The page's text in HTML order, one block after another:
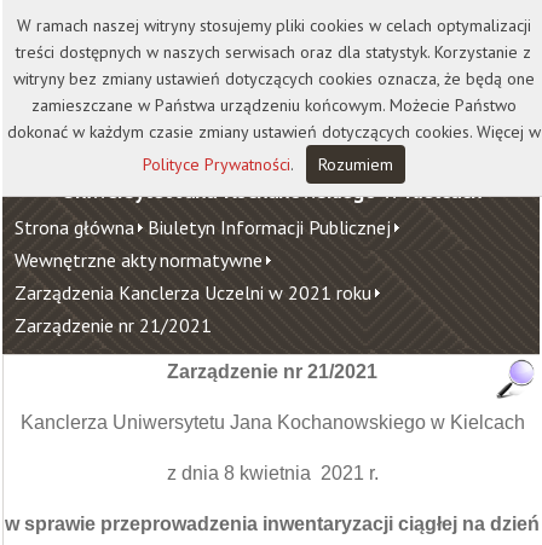
Kontakt Biblioteka
Wydawnictwo
Wirtualna Uczelnia
Uniwersytet Jana Kochanowskiego w Kielcach
Strona główna Biuletyn Informacji Publicznej
Wewnętrzne akty normatywne
Zarządzenia Kanclerza Uczelni w 2021 roku
Zarządzenie nr 21/2021
Zarządzenie nr 21/2021
Kanclerza Uniwersytetu Jana Kochanowskiego w Kielcach
z dnia 8 kwietnia 2021 r.
w sprawie przeprowadzenia inwentaryzacji ciągłej na dzień
W ramach naszej witryny stosujemy pliki cookies w celach optymalizacji
treści dostępnych w naszych serwisach oraz dla statystyk. Korzystanie z
witryny bez zmiany ustawień dotyczących cookies oznacza, że będą one
zamieszczane w Państwa urządzeniu końcowym. Możecie Państwo
dokonać w każdym czasie zmiany ustawień dotyczących cookies. Więcej w
Polityce Prywatności. Rozumiem